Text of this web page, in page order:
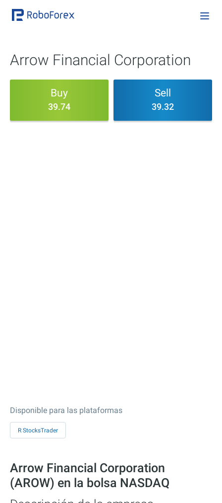
Arrow Financial Corporation
Buy
39.74
Sell
39.32
Disponible para las plataformas
R StocksTrader
Arrow Financial Corporation
(AROW) en la bolsa NASDAQ